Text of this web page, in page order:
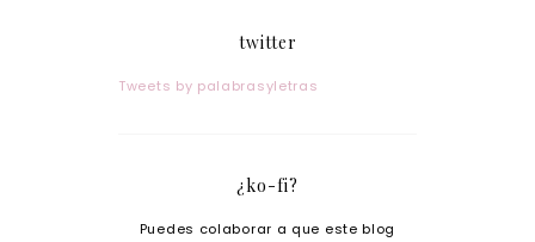
twitter
Tweets by palabrasyletras
¿ko-fi?
Puedes colaborar a que este blog